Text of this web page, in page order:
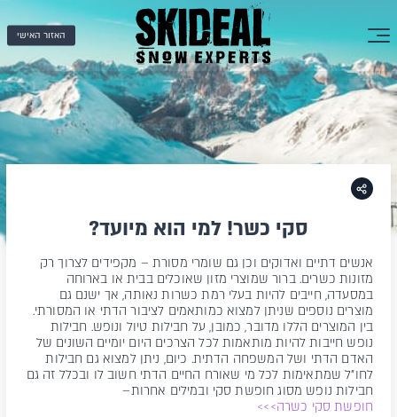
האזור האישי
סקי כשר! למי הוא מיועד?
אנשים דתיים ואדוקים וכן גם שומרי מסורת – מקפידים לצרוך רק
מזונות כשרים. ברור שמוצרי מזון שאוכלים בבית או בארוחה
במסעדה, חייבים להיות בעלי רמת כשרות נאותה, אך ישנם גם
מוצרים נוספים שניתן למצוא כמותאמים לציבור הדתי או המסורתי.
בין המוצרים הללו מדובר, כמובן, על חבילות טיול ונופש. חבילות
נופש חייבות להיות מותאמות לכל הצרכים היום יומיים השונים של
האדם הדתי ושל המשפחה הדתית. כיום, ניתן למצוא גם חבילות
לחו"ל שמתאימות לכל מי שאורח החיים הדתי חשוב לו ובכלל זה גם
חבילות נופש מסוג חופשת סקי ובמילים אחרות–
חופשת סקי כשרה>>>